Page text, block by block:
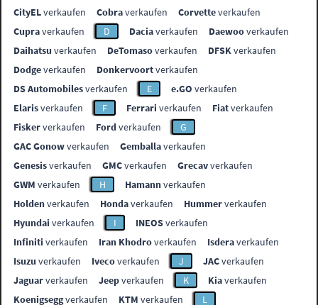
CityELverkaufen Cobraverkaufen Corvetteverkaufen
Cupraverkaufen D Daciaverkaufen Daewooverkaufen
Daihatsu verkaufen DeTomasoverkaufen DFSKverkaufen
Dodgeverkaufen Donkervoortverkaufen
DS Automobilesverkaufen E e.GO verkaufen
Elarisverkaufen F Ferrari verkaufen Fiatverkaufen
Fiskerverkaufen Fordverkaufen
G
GAC Gonowverkaufen Gemballaverkaufen
Genesisverkaufen GMCverkaufen Grecavverkaufen
GWM verkaufen H Hamannverkaufen
Holdenverkaufen Hondaverkaufen Hummerverkaufen
Hyundai verkaufen I INEOSverkaufen
Infiniti verkaufen Iran Khodroverkaufen Isderaverkaufen
Isuzu verkaufen Ivecoverkaufen J JACverkaufen
Jaguarverkaufen Jeepverkaufen K Kiaverkaufen
Koenigseggverkaufen KTM verkaufen L